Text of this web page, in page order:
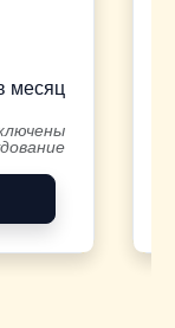
месяц